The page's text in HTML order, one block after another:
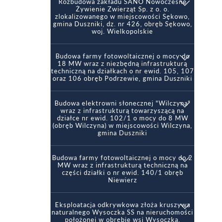
Obwieszczenie - art. 10 Kodeksu
Postępowania Administracyjnego
Obwieszczenie - decyzja
Obwieszczenie - decyzja
Postanowienie o zawieszeniu
postępownania
Obwieszczenie - Opinia Regionalnego
Dyrektora Ochrony Środowiska w Poznaniu
Obwieszczenie - wyłożenie dokumentacji
Obwieszczenie - decyzja
Obwieszczenie - opinia Państwowego
powiatowego Inspektora Sanitarnego oraz
Dyrektora Zarządu Zlewni Wód Polskich w
Poznaniu
Dyrektora Ochrony Środowiska w Poznaniu
Obwieszczenie - wyłożenie dokumentacji
Obwieszczenie - decyzja
Obwieszczenie - wszczęcie postępowania
Obwieszczenie - decyzja
Rozbudowa zakładu SANO Nowoczesne
Żywienie Zwierząt Sp. z o. o.
zlokalizowanego w miejscowości Sękowo,
gmina Duszniki, dz. nr 426, obręb Sękowo,
woj. Wielkopolskie
Obwieszczenie - wszczęcie postępowania
Obwieszczenie - opinia Dyrektora Zarządu
Obwieszczenie - opinia Państwowego
Powiatowego Inspektora Sanitarnego w
Szamotułach
Dyrektora Ochrony Środowiska w Poznaniu
Budowa farmy fotowoltaicznej o mocy do
18 MW wraz z niezbędną infrastrukturą
techniczną na działkach o nr ewid. 105, 107
oraz 106 obręb Podrzewie, gmina Duszniki
Obwieszczenie - wszczęcie postępowania
Obwieszczenie - opinia Państwowego
Powiatowego Inspektora Sanitarnego w
Obwieszczenie - opinia Dyrektora Zarządu
Zlewni Wód Polskich w Poznaniu
wycofaniu wniosku
Budowa elektrowni słonecznej "Wilczyna"
wraz z infrastrukturą towarzyszącą na
działce nr ewid. 102/1 o mocy do 8 MW
(obręb Wilczyna) w miejscowości Wilczyna,
gmina Duszniki
Obwieszczenie - wszczęcie postępowania
Obwieszczenie - opinia Dyrektora Zarządu
Obwieszczenie - opinia Państwowego
Budowa farmy fotowoltaicznej o mocy do 2
MW wraz z infrastrukturą techniczną na
części działki o nr ewid. 140/1 obręb
Niewierz
Obwieszczenie - wszczęcie postępowania
Eksploatacja odkrywkowa złoża kruszywa
naturalnego Wysoczka SS na nieruchomości
położonej w obrębie wsi Wysoczka,